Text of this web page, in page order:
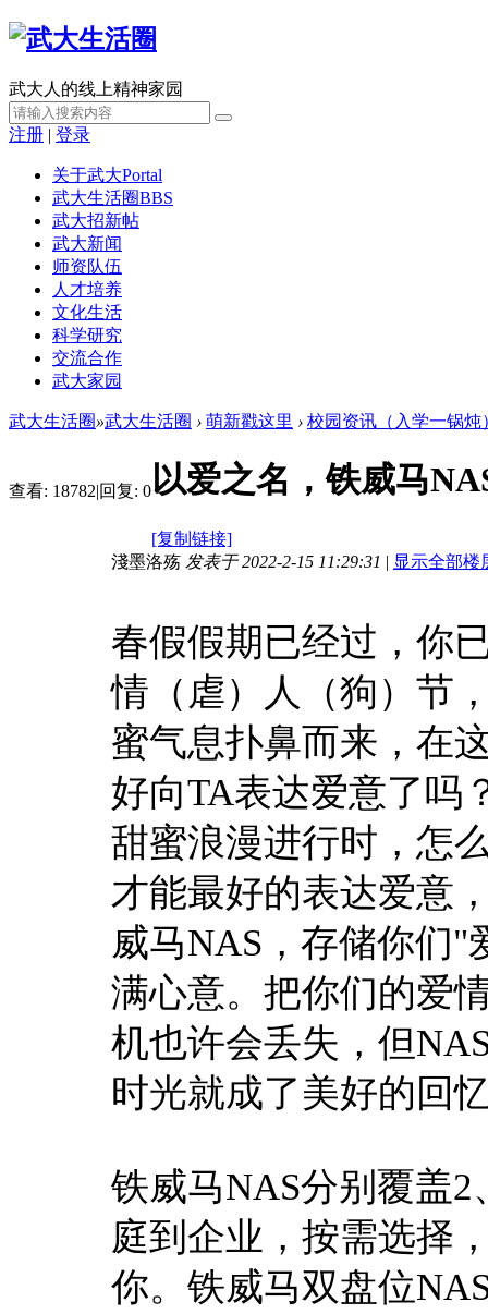
武大人的线上精神家园
注册 | 登录
关于武大Portal
武大生活圈BBS
武大招新帖
武大新闻
师资队伍
人才培养
文化生活
科学研究
交流合作
武大家园
武大生活圈»武大生活圈 › 萌新戳这里 › 校园资讯（入学一锅炖
查看: 18782|回复: 0以爱之名，铁威马
[复制链接]
淺墨洛殇 发表于 2022-2-15 11:29:31 | 显示全部楼
春假假期已经过，你
情（虐）人（狗）节
蜜气息扑鼻而来，在
好向TA表达爱意了吗
甜蜜浪漫进行时，怎
才能最好的表达爱意
威马NAS，存储你们"
满心意。把你们的爱
机也许会丢失，但
时光就成了美好的回
铁威马NAS分别覆盖
庭到企业，按需选择
你。铁威马双盘位